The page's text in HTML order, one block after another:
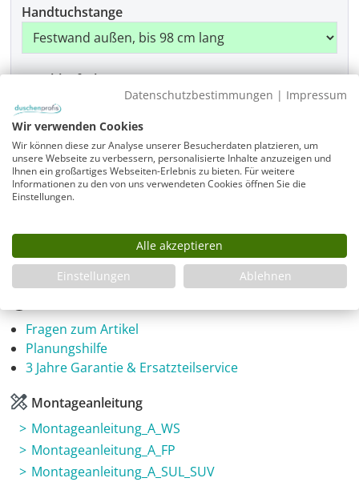
Handtuchstange
Beschlagfarbe
Produkt Anzahl: Gib den gewünschten
In den Warenkorb
Artikelnummer
A1S-SL1080-1950-970-x-775-x-x-x-ALR-EK6-GR-HJ-
Fragen zum Artikel
Planungshilfe
3 Jahre Garantie & Ersatzteilservice
Montageanleitung
Montageanleitung_A_WS
Montageanleitung_A_FP
Montageanleitung_A_SUL_SUV
Datenschutzbestimmungen | Impressum
Wir verwenden Cookies
Wir können diese zur Analyse unserer Besucherdaten platzieren, um
unsere Webseite zu verbessern, personalisierte Inhalte anzuzeigen und
Ihnen ein großartiges Webseiten-Erlebnis zu bieten. Für weitere
Informationen zu den von uns verwendeten Cookies öffnen Sie die
Einstellungen.
Alle akzeptieren
Einstellungen
Ablehnen